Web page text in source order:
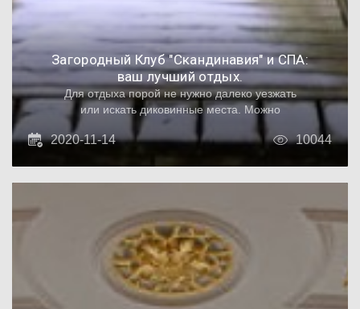
Загородный Клуб "Скандинавия" и СПА:
ваш лучший отдых.
Для отдыха порой не нужно далеко уезжать
или искать диковинные места. Можно
окунуться в живое напоминание о красоте
русской жизни на природе незадолго до
Революции 1917 года. Оставить позади
СПА был построен в начале 20 века и не
теряет своей популярности по сей день. Он
расположен в популярном курортном
районе Сестрорецк на берегу Финского
залива.
2020-11-14 10044